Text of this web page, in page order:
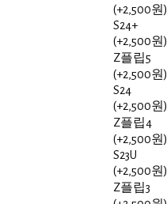
(+2,500원)
S24+
(+2,500원)
Z플립5
(+2,500원)
S24
(+2,500원)
Z플립4
(+2,500원)
S23U
(+2,500원)
Z플립3